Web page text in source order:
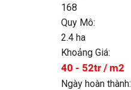
168
Quy Mô:
2.4 ha
Khoảng Giá:
40 - 52tr / m2
Ngày hoàn thành: